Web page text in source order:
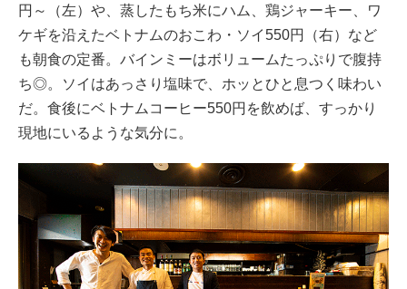
円～（左）や、蒸したもち米にハム、鶏ジャーキー、ワ
ケギを沿えたベトナムのおこわ・ソイ550円（右）など
も朝食の定番。バインミーはボリュームたっぷりで腹持
ち◎。ソイはあっさり塩味で、ホッとひと息つく味わい
だ。食後にベトナムコーヒー550円を飲めば、すっかり
現地にいるような気分に。